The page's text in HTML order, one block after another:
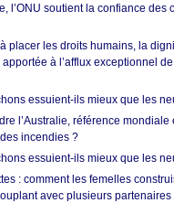
l’ONU soutient la confiance des
placer les droits humains, la
à l’afflux exceptionnel
essuient-ils mieux que les
l’Australie, référence mondiale
incendies ?
essuient-ils mieux que les
: comment les femelles
avec plusieurs partenaires